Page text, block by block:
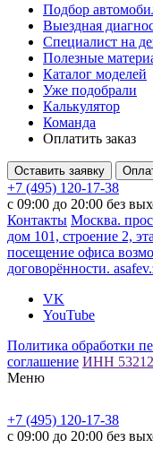
Подбор
Выездная
Специалист на
Полезные
Каталог моделей
Уже подобрали
Калькулятор
Команда
Оплатить заказ
Оставить заявку
+7 (495) 120-17-38
с 09:00 до 20:00 без
Контакты Москва.
дом 101, строение 2,
посещение офиса
договорённости.
VK
YouTube
Политика обработки
соглашение ИНН
Меню
+7 (495) 120-17-38
с 09:00 до 20:00 без